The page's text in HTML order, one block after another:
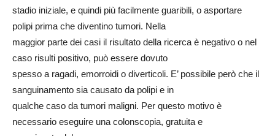
stadio iniziale, e quindi più facilmente guaribili, o asportare
polipi prima che diventino tumori. Nella
maggior parte dei casi il risultato della ricerca è negativo o nel
caso risulti positivo, può essere dovuto
spesso a ragadi, emorroidi o diverticoli. E’ possibile però che il
sanguinamento sia causato da polipi e in
qualche caso da tumori maligni. Per questo motivo è
necessario eseguire una colonscopia, gratuita e